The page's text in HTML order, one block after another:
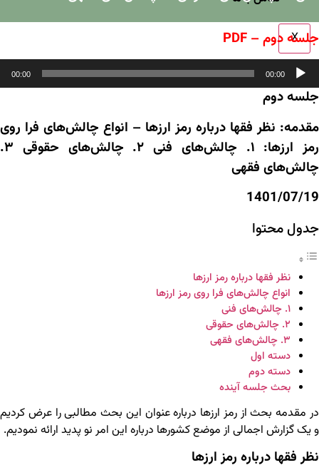
X
جلسه دوم – PDF
پخش‌کننده
صوت
00:00
00:00
جلسه دوم
مقدمه: نظر فقها درباره رمز ارزها – انواع چالش‌های فرا روی
رمز ارزها: ۱. چالش‌های فنی ۲. چالش‌های حقوقی ۳.
چالش‌های فقهی
1401/07/19
جدول محتوا
نظر فقها درباره رمز ارزها
انواع چالش‌های فرا روی رمز ارزها
۱. چالش‌های فنی
۲. چالش‌های حقوقی
۳. چالش‌های فقهی
دسته اول
دسته دوم
بحث جلسه آینده
در مقدمه بحث از رمز ارزها درباره عنوان این بحث مطالبی را عرض کردیم
و یک گزارش اجمالی از موضع کشورها درباره این امر نو پدید ارائه نمودیم.
نظر فقها درباره رمز ارزها